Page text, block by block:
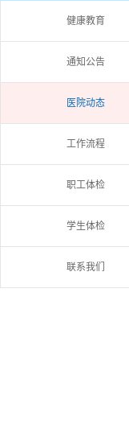
健康教育
通知公告
医院动态
工作流程
职工体检
学生体检
联系我们